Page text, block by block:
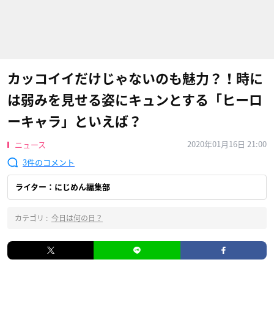
カッコイイだけじゃないのも魅力？！時に
は弱みを見せる姿にキュンとする「ヒーロ
ーキャラ」といえば？
ニュース
2020年01月16日 21:00
3
ライター：にじめん編集部
カテゴリ : 今日は何の日？